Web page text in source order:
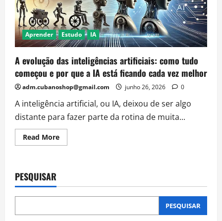
Aprender Estudo IA
A evolução das inteligências artificiais: como tudo
começou e por que a IA está ficando cada vez melhor
adm.cubanoshop@gmail.com junho 26, 2026 0
A inteligência artificial, ou IA, deixou de ser algo
distante para fazer parte da rotina de muita...
Read MoreRead
more
artificiais:
tudo
e
PESQUISAR
PESQUISAR